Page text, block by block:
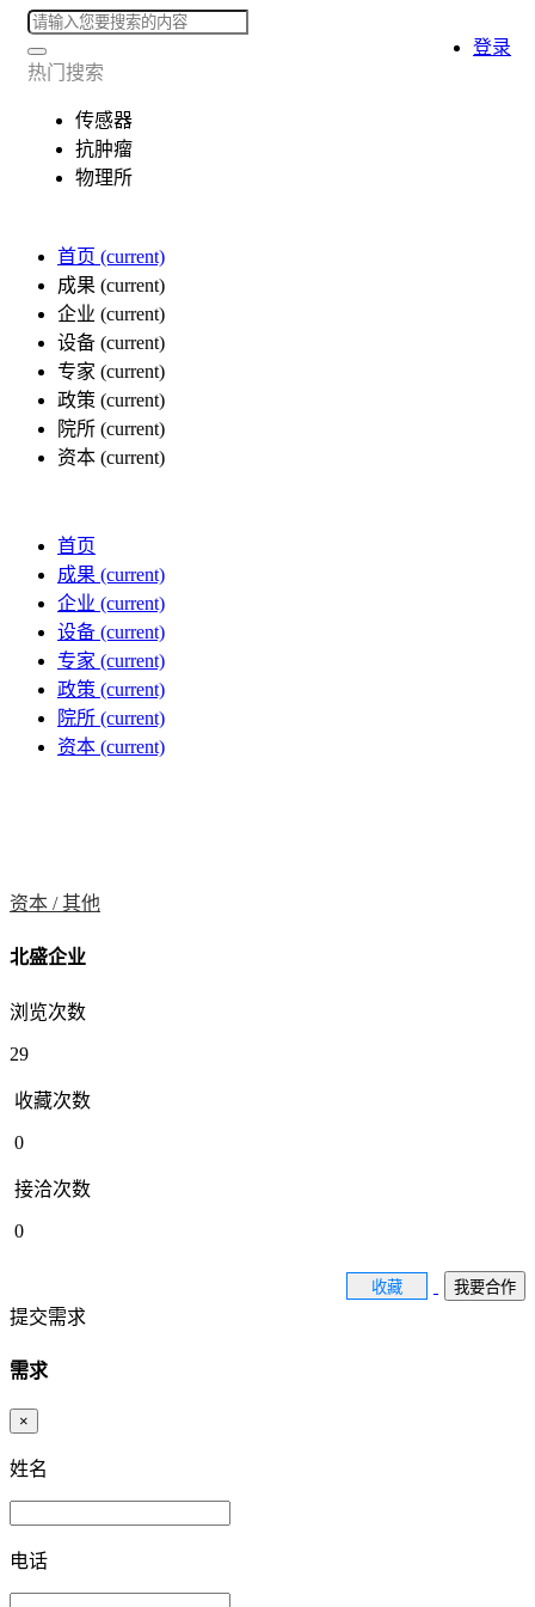
热门搜索
传感器
抗肿瘤
物理所
首页 (current)
成果 (current)
企业 (current)
设备 (current)
专家 (current)
政策 (current)
院所 (current)
资本 (current)
登录
首页
成果 (current)
企业 (current)
设备 (current)
专家 (current)
政策 (current)
院所 (current)
资本 (current)
资本 /其他
北盛企业
浏览次数
29
收藏次数
0
接洽次数
0
收藏 我要合作
提交需求
需求
×
姓名
电话